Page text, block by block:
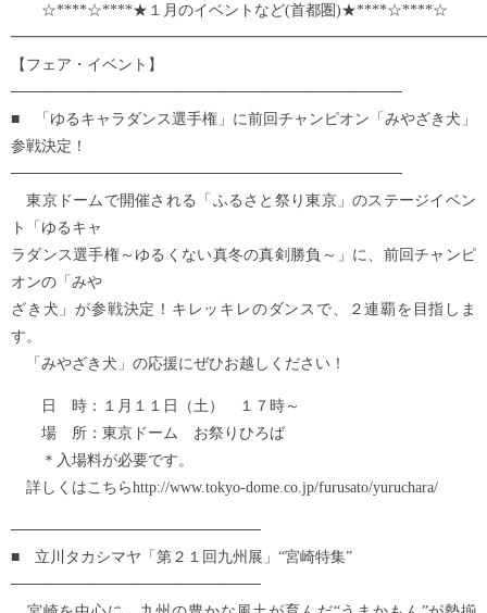
☆****☆****★１月のイベントなど(首都圏)★****☆****☆
【フェア・イベント】
────────────────────────────────────
■ 「ゆるキャラダンス選手権」に前回チャンピオン「みやざき犬」
参戦決定！
────────────────────────────────────
東京ドームで開催される「ふるさと祭り東京」のステージイベン
ト「ゆるキャ
ラダンス選手権～ゆるくない真冬の真剣勝負～」に、前回チャンピ
オンの「みや
ざき犬」が参戦決定！キレッキレのダンスで、２連覇を目指しま
す。
「みやざき犬」の応援にぜひお越しください！
日 時：１月１１日（土） １７時～
場 所：東京ドーム お祭りひろば
＊入場料が必要です。
詳しくはこちらhttp://www.tokyo-dome.co.jp/furusato/yuruchara/
───────────────────────
■ 立川タカシマヤ「第２１回九州展」“宮崎特集”
───────────────────────